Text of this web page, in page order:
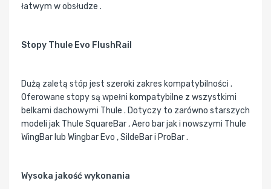
łatwym w obsłudze .
Stopy Thule Evo FlushRail
Dużą zaletą stóp jest szeroki zakres kompatybilności .
Oferowane stopy są wpełni kompatybilne z wszystkimi
belkami dachowymi Thule . Dotyczy to zarówno starszych
modeli jak Thule SquareBar , Aero bar jak i nowszymi Thule
WingBar lub Wingbar Evo , SildeBar i ProBar .
Wysoka jakość wykonania